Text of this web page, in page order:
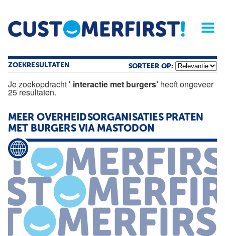
Home Opinie Archief
Magazine
ZOEKRESULTATEN SORTEER OP:
Je zoekopdracht' interactie met burgers' heeft ongeveer
25 resultaten.
MEER OVERHEIDSORGANISATIES PRATEN
MET BURGERSVIA MASTODON